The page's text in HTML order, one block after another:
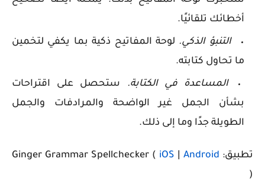
أخطائك تلقائيًا.
التنبؤ الذكي. لوحة المفاتيح ذكية بما يكفي لتخمين
ما تحاول كتابته.
المساعدة في الكتابة. ستحصل على اقتراحات
بشأن الجمل غير الواضحة والمرادفات والجمل
الطويلة جدًا وما إلى ذلك.
تطبيق: Ginger Grammar Spellchecker ( iOS
Android
)